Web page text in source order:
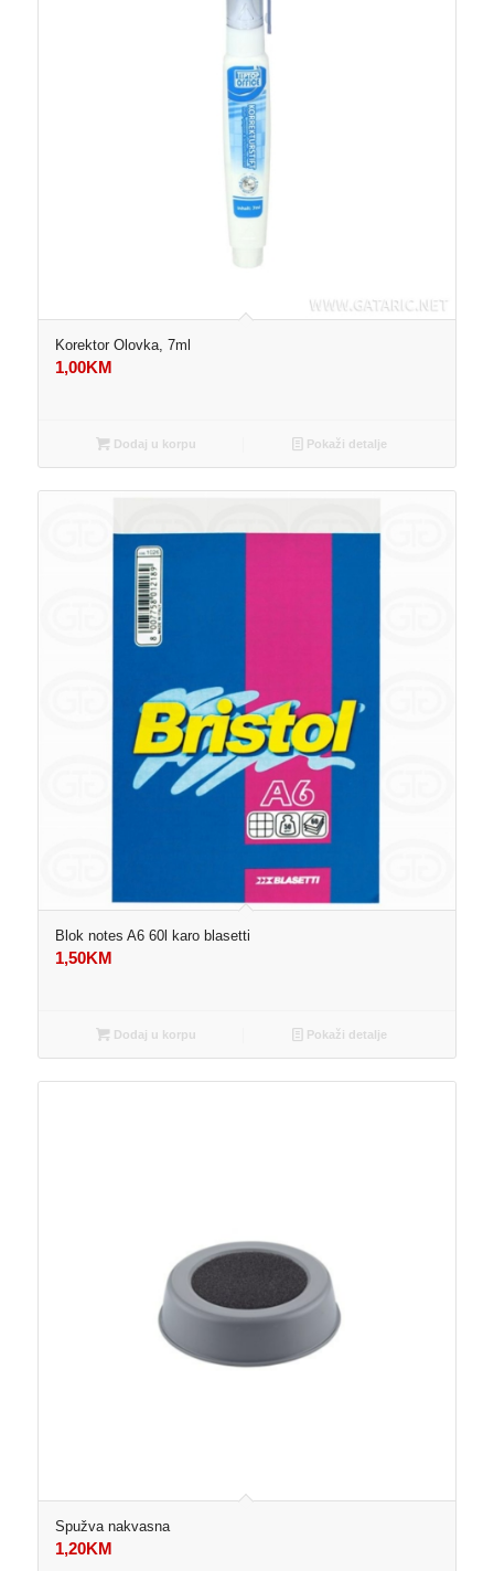
Korektor Olovka, 7ml
1,00KM
Dodaj u korpu Pokaži detalje
Blok notes A6 60l karo blasetti
1,50KM
Dodaj u korpu Pokaži detalje
Spužva nakvasna
1,20KM